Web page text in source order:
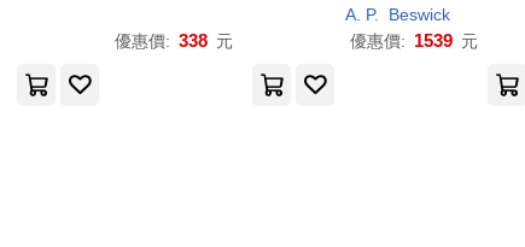
具Cutter
優惠價: 338 元
A. P.
Beswick
優惠價: 1539 元